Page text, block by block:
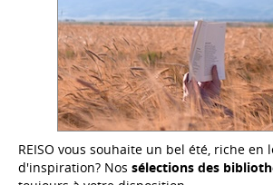
REISO vous souhaite un bel été, riche en
d'inspiration? Nos sélections des